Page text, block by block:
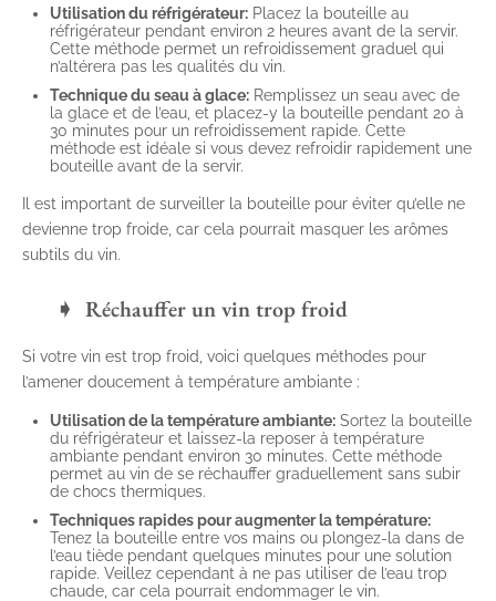
Utilisation du réfrigérateur: Placez la bouteille au
réfrigérateur pendant environ 2 heures avant de la servir.
Cette méthode permet un refroidissement graduel qui
n’altérera pas les qualités du vin.
Technique du seau à glace: Remplissez un seau avec de
la glace et de l’eau, et placez-y la bouteille pendant 20 à
30 minutes pour un refroidissement rapide. Cette
méthode est idéale si vous devez refroidir rapidement une
bouteille avant de la servir.
Il est important de surveiller la bouteille pour éviter qu’elle ne
devienne trop froide, car cela pourrait masquer les arômes
subtils du vin.
Réchauffer un vin trop froid
Si votre vin est trop froid, voici quelques méthodes pour
l’amener doucement à température ambiante :
Utilisation de la température ambiante: Sortez la bouteille
du réfrigérateur et laissez-la reposer à température
ambiante pendant environ 30 minutes. Cette méthode
permet au vin de se réchauffer graduellement sans subir
de chocs thermiques.
Techniques rapides pour augmenter la température:
Tenez la bouteille entre vos mains ou plongez-la dans de
l’eau tiède pendant quelques minutes pour une solution
rapide. Veillez cependant à ne pas utiliser de l’eau trop
chaude, car cela pourrait endommager le vin.